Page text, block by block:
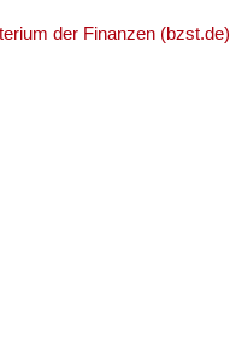
der Finanzen (bzst.de)